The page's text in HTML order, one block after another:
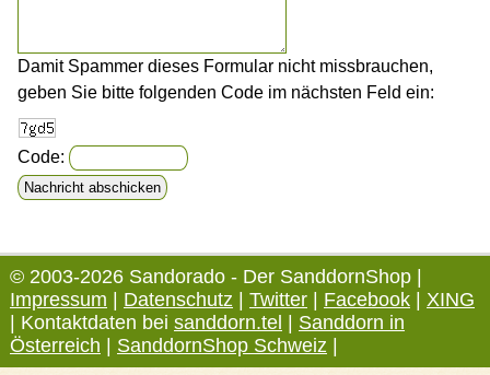
Damit Spammer dieses Formular nicht missbrauchen,
geben Sie bitte folgenden Code im nächsten Feld ein:
Code:
© 2003-2026 Sandorado - Der SanddornShop |
Impressum
Datenschutz Twitter Facebook
XING
| Kontaktdaten bei sanddorn.tel
Sanddorn in
Österreich
SanddornShop Schweiz